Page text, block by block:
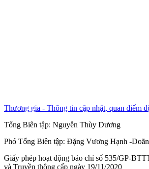
Thương gia - Thông tin cập nhật, quan điểm
Tổng Biên tập: Nguyễn Thùy Dương
Phó Tổng Biên tập: Đặng Vương Hạnh -
Giấy phép hoạt động báo chí số 535/GP-
và Truyền thông cấp ngày 19/11/2020